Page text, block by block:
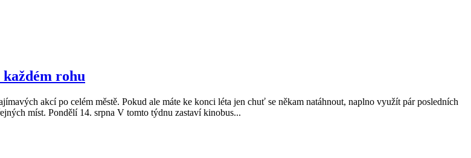
rohu
akcí po celém městě. Pokud ale máte ke konci léta jen chuť se někam natáhnout, naplno využít pár posledních
míst. Pondělí 14. srpna V tomto týdnu zastaví kinobus...